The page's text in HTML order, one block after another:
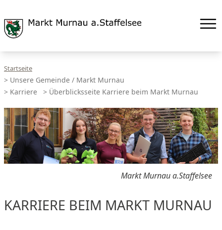
Startseite
> Unsere Gemeinde / Markt Murnau
> Karriere > Überblicksseite Karriere beim Markt Murnau
Markt Murnau a.Staffelsee
KARRIERE BEIM MARKT MURNAU